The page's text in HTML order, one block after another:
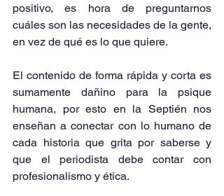
positivo, es hora de preguntarnos
cuáles son las necesidades de la gente,
en vez de qué es lo que quiere.
El contenido de forma rápida y corta es
sumamente dañino para la psique
humana, por esto en la Septién nos
enseñan a conectar con lo humano de
cada historia que grita por saberse y
que el periodista debe contar con
profesionalismo y ética.